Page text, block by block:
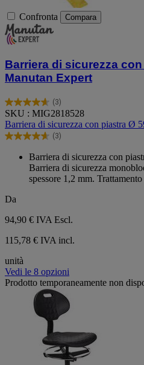
Confronta Compara
Barriera di sicurezza
Manutan Expert
(3)
4.7
su
5
stelle.
recensioni
SKU : MIG2818528
Barriera di sicurezza con piastra Ø
(3)
4.7
recensioni
Barriera di sicurezza con
Barriera di sicurezza
spessore 1,2 mm.
Da
94,90 € IVA Escl.
115,78 € IVA incl.
unità
Vedi le 8 opzioni
Prodotto temporaneamente non